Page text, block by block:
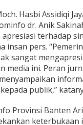
Hasbi Assidiqi
dr. Anik
apresiasi terhadap
insan pers.
sangat
media ini. Peran
publik,”
Provinsi Banten
keterbukaan